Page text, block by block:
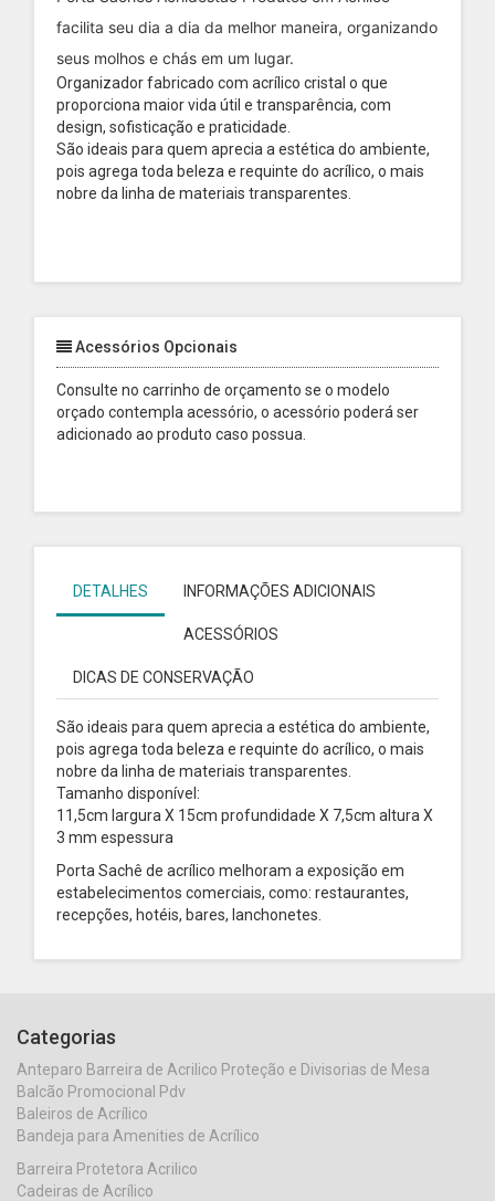
facilita seu dia a dia da melhor maneira, organizando
seus molhos e chás em um lugar.
Organizador fabricado com acrílico cristal o que
proporciona maior vida útil e transparência, com
design, sofisticação e praticidade.
São ideais para quem aprecia a estética do ambiente,
pois agrega toda beleza e requinte do acrílico, o mais
nobre da linha de materiais transparentes.
Acessórios Opcionais
Consulte no carrinho de orçamento se o modelo
orçado contempla acessório, o acessório poderá ser
adicionado ao produto caso possua.
DETALHES INFORMAÇÕES ADICIONAIS
ACESSÓRIOS
DICAS DE CONSERVAÇÃO
São ideais para quem aprecia a estética do ambiente,
pois agrega toda beleza e requinte do acrílico, o mais
nobre da linha de materiais transparentes.
Tamanho disponível:
11,5cm largura X 15cm profundidade X 7,5cm altura X
3 mm espessura
Porta Sachê de acrílico melhoram a exposição em
estabelecimentos comerciais, como: restaurantes,
recepções, hotéis, bares, lanchonetes.
Categorias
Anteparo Barreira de Acrilico Proteção e Divisorias de Mesa
Balcão Promocional Pdv
Baleiros de Acrílico
Bandeja para Amenities de Acrílico
Barreira Protetora Acrilico
Cadeiras de Acrílico